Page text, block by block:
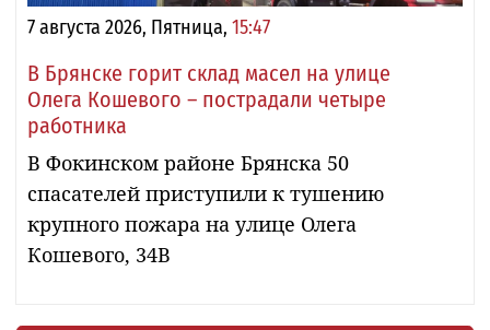
7 августа 2026, Пятница, 15:47
В Брянске горит склад масел на улице
Олега Кошевого – пострадали четыре
работника
В Фокинском районе Брянска 50
спасателей приступили к тушению
крупного пожара на улице Олега
Кошевого, 34В